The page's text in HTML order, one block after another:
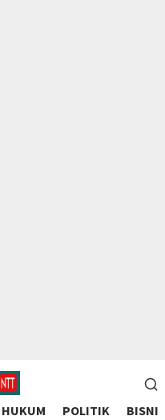
HUKUM POLITIK BISNIS